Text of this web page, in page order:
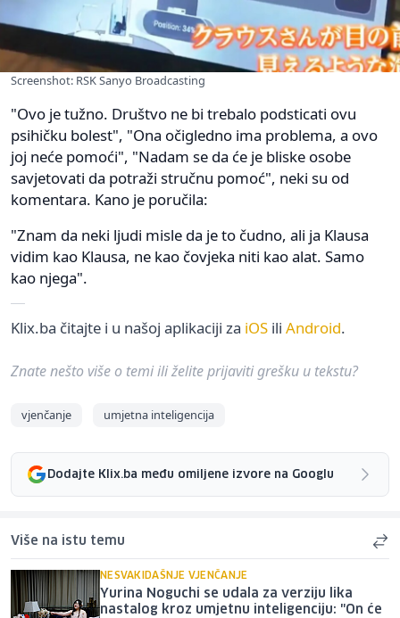
Screenshot: RSK Sanyo Broadcasting
"Ovo je tužno. Društvo ne bi trebalo podsticati ovu
psihičku bolest", "Ona očigledno ima problema, a ovo
joj neće pomoći", "Nadam se da će je bliske osobe
savjetovati da potraži stručnu pomoć", neki su od
komentara. Kano je poručila:
"Znam da neki ljudi misle da je to čudno, ali ja Klausa
vidim kao Klausa, ne kao čovjeka niti kao alat. Samo
kao njega".
Klix.ba čitajte i u našoj aplikaciji za iOS ili Android.
Znate nešto više o temi ili želite prijaviti grešku u tekstu?
vjenčanje umjetna inteligencija
Dodajte Klix.ba među omiljene izvore na Googlu
Više na istu temu
NESVAKIDAŠNJE VJENČANJE
Yurina Noguchi se udala za verziju lika
nastalog kroz umjetnu inteligenciju: "On će